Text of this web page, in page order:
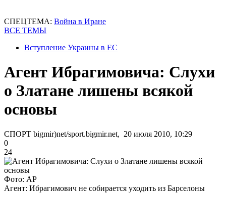
СПЕЦТЕМА: Война в Иране
ВСЕ ТЕМЫ
Вступление Украины в ЕС
Агент Ибрагимовича: Слухи
о Златане лишены всякой
основы
СПОРТ bigmir)net/sport.bigmir.net, 20 июля 2010, 10:29
0
24
Фото: АР
Агент: Ибрагимович не собирается уходить из Барселоны